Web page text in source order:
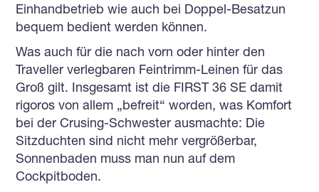
Einhandbetrieb wie auch bei Doppel-Besatzun
bequem bedient werden können.
Was auch für die nach vorn oder hinter den
Traveller verlegbaren Feintrimm-Leinen für das
Groß gilt. Insgesamt ist die FIRST 36 SE damit
rigoros von allem „befreit“ worden, was Komfort
bei der Crusing-Schwester ausmachte: Die
Sitzduchten sind nicht mehr vergrößerbar,
Sonnenbaden muss man nun auf dem
Cockpitboden.